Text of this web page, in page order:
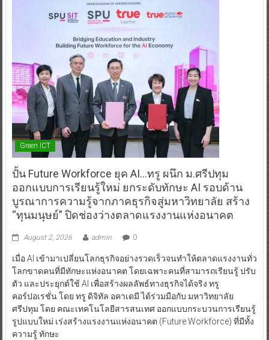
Green ICT
ปั้น Future Workforce ยุค AI…ทรู ผนึก ม.ศรีปทุม
ออกแบบการเรียนรู้ใหม่ ยกระดับทักษะ AI รอบด้าน
บูรณาการความรู้จากภาคธุรกิจสู่มหาวิทยาลัย สร้าง
“ทุนมนุษย์” ปิดช่องว่างตลาดแรงงานแห่งอนาคต
August 2, 2026 admin 0
เมื่อ AI เข้ามาเปลี่ยนโลกธุรกิจอย่างรวดเร็วจนทำให้ตลาดแรงงานทั่ว
โลกขาดคนที่มีทักษะแห่งอนาคต โดยเฉพาะคนที่สามารถเรียนรู้ ปรับ
ตัว และประยุกต์ใช้ AI เพื่อสร้างผลลัพธ์ทางธุรกิจได้จริง ทรู
คอร์ปอเรชั่น โดย ทรู ดิจิทัล อคาเดมี ได้ร่วมมือกับ มหาวิทยาลัย
ศรีปทุม โดย คณะเทคโนโลยีสารสนเทศ ออกแบบกระบวนการเรียนรู้
รูปแบบใหม่ เร่งสร้างแรงงานแห่งอนาคต (Future Workforce) ที่มีทั้ง
ความรู้ ทักษะ